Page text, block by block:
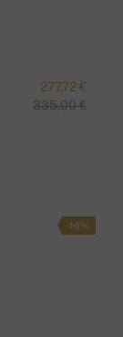
277,72 €
335,00 €
-16%